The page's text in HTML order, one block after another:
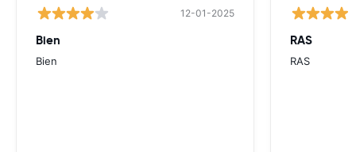
12-01-2025
Bien
Bien
RAS
RAS